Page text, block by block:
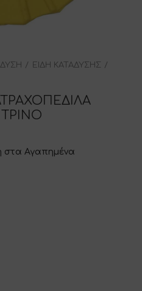
ΕΙΔΗ ΚΑΤΑΔΥΣΗΣ
στα Αγαπημένα